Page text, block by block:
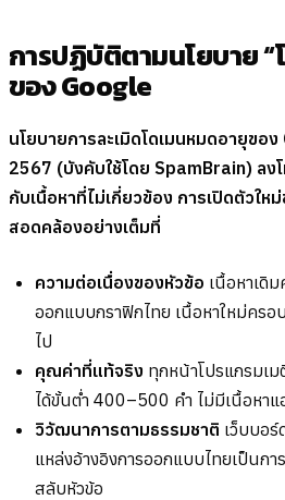
การปฏิบัติตามนโยบาย “
ของ Google
นโยบายการละเมิดโดเมนหมดอายุขอ
2567 (บังคับใช้โดย SpamBrain) ลง
กับเนื้อหาที่ไม่เกี่ยวข้อง การเปิดตัวให
สอดคล้องอย่างเต็มที่
ความต่อเนื่องของหัวข้อ เนื้อหาเดิ
ออกแบบกราฟิกไทย เนื้อหาใหม่ครอ
ไป
คุณค่าที่แท้จริง ทุกหน้าโปรแกรมเ
ได้ขั้นต่ำ 400–500 คำ ไม่มีเนื้อหาแ
วิวัฒนาการตามธรรมชาติ เว็บบอ
แหล่งอ้างอิงการออกแบบไทยเป็นก
สลับหัวข้อ